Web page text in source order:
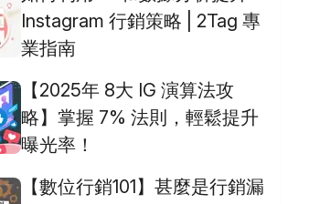
Instagram 行銷策略 | 2Tag 專
業指南
【2025年 8大 IG 演算法攻
略】掌握 7% 法則，輕鬆提升
曝光率！
【數位行銷101】甚麼是行銷漏